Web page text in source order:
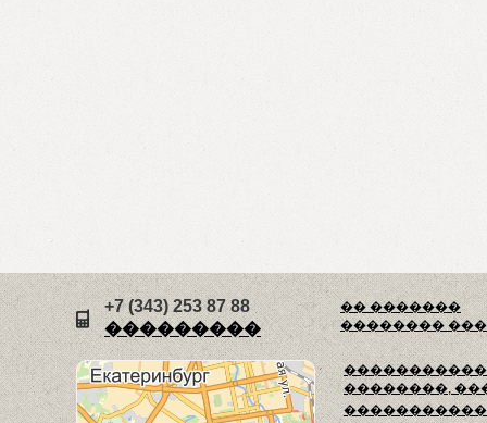
�� �������
��������
��������,
+7 (343) 253 87 88
���������